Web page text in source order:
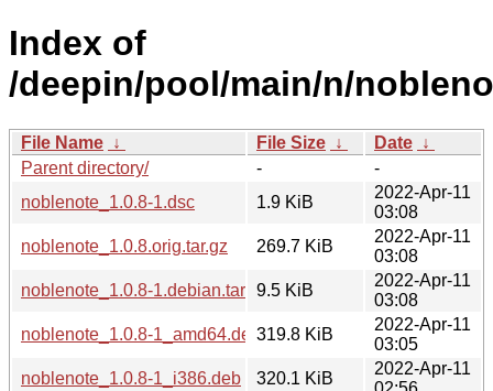
Index of
/deepin/pool/main/n/
File Name ↓ File Size ↓ Date ↓
Parent directory/
-
-
noblenote_1.0.8-1.dsc
1.9 KiB
2022-Apr-11
03:08
noblenote_1.0.8.orig.tar.gz
269.7 KiB
2022-Apr-11
03:08
noblenote_1.0.8-1.debian.tar.gz9.5 KiB
2022-Apr-11
03:08
noblenote_1.0.8-1_amd64.deb319.8 KiB
2022-Apr-11
03:05
noblenote_1.0.8-1_i386.deb
320.1 KiB
2022-Apr-11